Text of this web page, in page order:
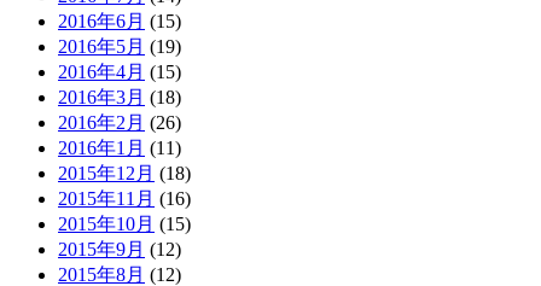
2016年6月 (15)
2016年5月 (19)
2016年4月 (15)
2016年3月 (18)
2016年2月 (26)
2016年1月 (11)
2015年12月 (18)
2015年11月 (16)
2015年10月 (15)
2015年9月 (12)
2015年8月 (12)